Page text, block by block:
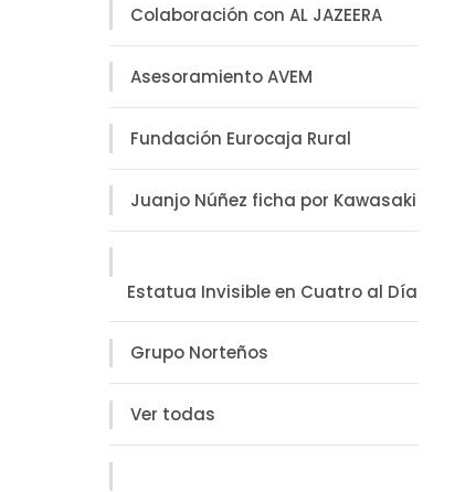
Colaboración con AL JAZEERA
Asesoramiento AVEM
Fundación Eurocaja Rural
Juanjo Núñez ficha por Kawasaki
Estatua Invisible en Cuatro al Día
Grupo Norteños
Ver todas